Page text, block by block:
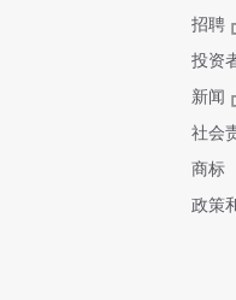
招聘
投资
新闻
社会
商标
政策